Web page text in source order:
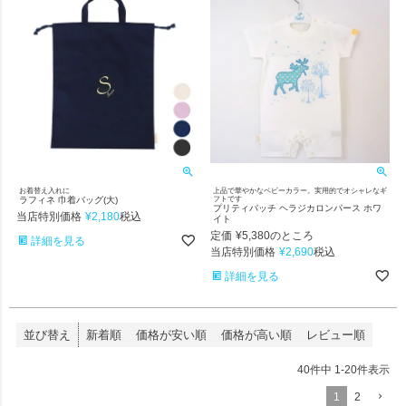
お着替え入れに
ラフィネ 巾着バッグ(大)
当店特別価格 ¥2,180税込
詳細を見る
上品で華やかなベビーカラー。実用的でオシャレなギ
フトです
プリティパッチ ヘラジカロンパース ホワ
イト
定価 ¥5,380のところ
当店特別価格 ¥2,690税込
詳細を見る
並び替え 新着順 価格が安い順 価格が高い順 レビュー順
40件中 1 -20件表示
1 2